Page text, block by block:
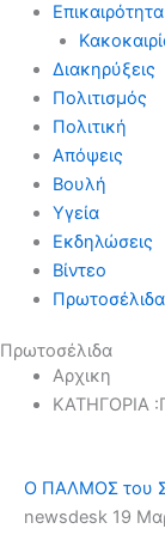
Επικαιρότητα
Διακηρύξεις
Πολιτισμός
Πολιτική
Απόψεις
Βουλή
Υγεία
Εκδηλώσεις
Βίντεο
Πρωτοσέλιδα
Πρωτοσέλιδα
Αρχικη
ΚΑΤΗΓΟΡΙΑ
Ο ΠΑΛΜΟΣ του
newsdesk 19